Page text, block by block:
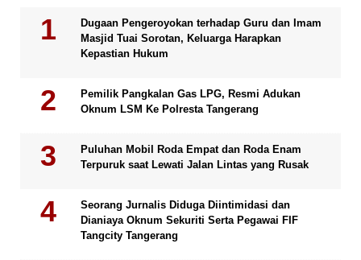
Dugaan Pengeroyokan terhadap Guru dan Imam
Masjid Tuai Sorotan, Keluarga Harapkan
Kepastian Hukum
Pemilik Pangkalan Gas LPG, Resmi Adukan
Oknum LSM Ke Polresta Tangerang
Puluhan Mobil Roda Empat dan Roda Enam
Terpuruk saat Lewati Jalan Lintas yang Rusak
Seorang Jurnalis Diduga Diintimidasi dan
Dianiaya Oknum Sekuriti Serta Pegawai FIF
Tangcity Tangerang